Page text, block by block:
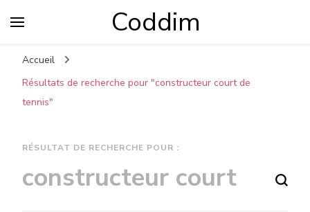
Coddim
Accueil
Résultats de recherche pour "constructeur court de
tennis"
RÉSULTAT DE RECHERCHE POUR :
Vous recherchiez quelque chose ?